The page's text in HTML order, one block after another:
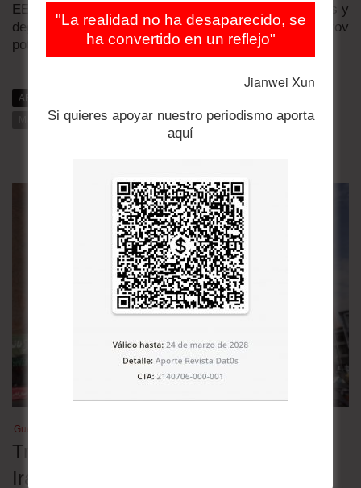
EEUU y aliados buscan
degradar a Rusia como
potencia energética
Los falsos humanistas y
los Karamazov
ARTÍCULOS RELACIONADOS
MÁS DE LA CATEGORÍA
Guerra en Medio Oriente
Tres escenarios para la guerra entre
Irán y Estados Unidos
"La realidad no ha desaparecido, se
ha convertido en un reflejo"
Jianwei Xun
Si quieres apoyar nuestro periodismo aporta
aquí